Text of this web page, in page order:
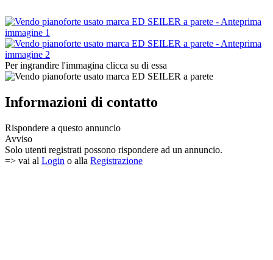
Per ingrandire l'immagina clicca su di essa
Informazioni di contatto
Rispondere a questo annuncio
Avviso
Solo utenti registrati possono rispondere ad un annuncio.
=> vai al Login o alla Registrazione